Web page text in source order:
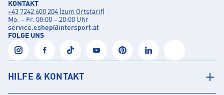
KONTAKT
+43 7242 600 204 (zum Ortstarif)
Mo. – Fr. 08:00 – 20:00 Uhr
service.eshop@intersport.at
FOLGE UNS
HILFE & KONTAKT